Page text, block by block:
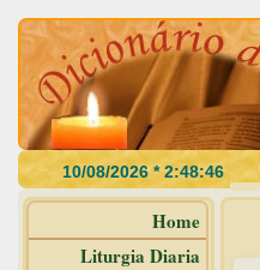
Home
Liturgia Diaria